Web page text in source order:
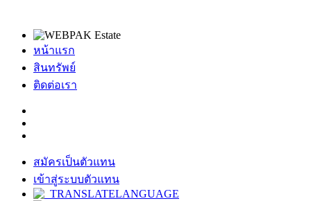
หน้าแรก
สินทรัพย์
ติดต่อเรา
สมัครเป็นตัวแทน
เข้าสู่ระบบตัวแทน